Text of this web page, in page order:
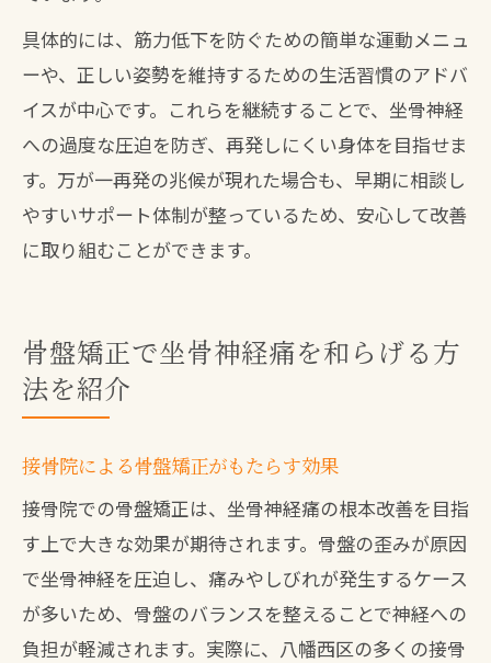
具体的には、筋力低下を防ぐための簡単な運動メニュ
ーや、正しい姿勢を維持するための生活習慣のアドバ
イスが中心です。これらを継続することで、坐骨神経
への過度な圧迫を防ぎ、再発しにくい身体を目指せま
す。万が一再発の兆候が現れた場合も、早期に相談し
やすいサポート体制が整っているため、安心して改善
に取り組むことができます。
骨盤矯正で坐骨神経痛を和らげる方
法を紹介
接骨院による骨盤矯正がもたらす効果
接骨院での骨盤矯正は、坐骨神経痛の根本改善を目指
す上で大きな効果が期待されます。骨盤の歪みが原因
で坐骨神経を圧迫し、痛みやしびれが発生するケース
が多いため、骨盤のバランスを整えることで神経への
負担が軽減されます。実際に、八幡西区の多くの接骨